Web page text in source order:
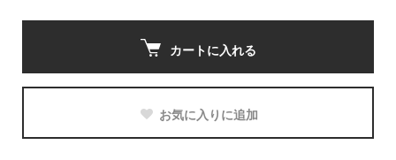
カートに入れる
お気に入りに追加